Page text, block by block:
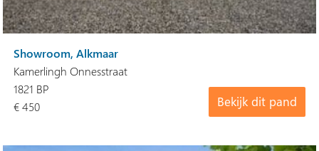
Showroom, Alkmaar
Kamerlingh Onnesstraat
Bekijk dit pand
1821 BP
€ 450